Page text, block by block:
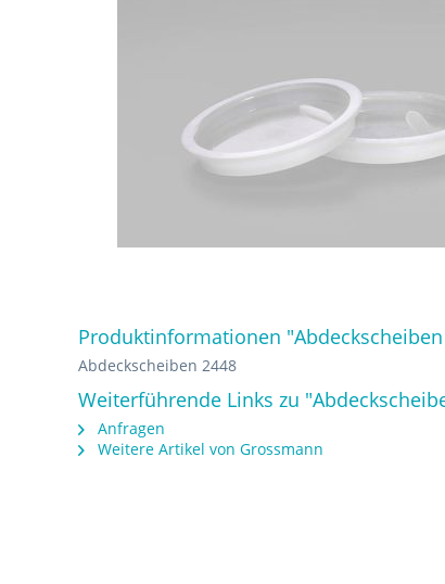
Produktinformationen "Abdeckscheiben
Abdeckscheiben 2448
Weiterführende Links zu
Anfragen
Weitere Artikel von Grossmann